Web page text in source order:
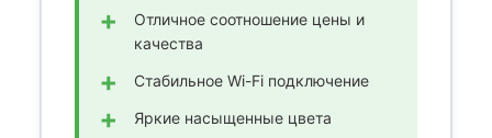
Отличное соотношение цены и
качества
Стабильное Wi-Fi подключение
Яркие насыщенные цвета